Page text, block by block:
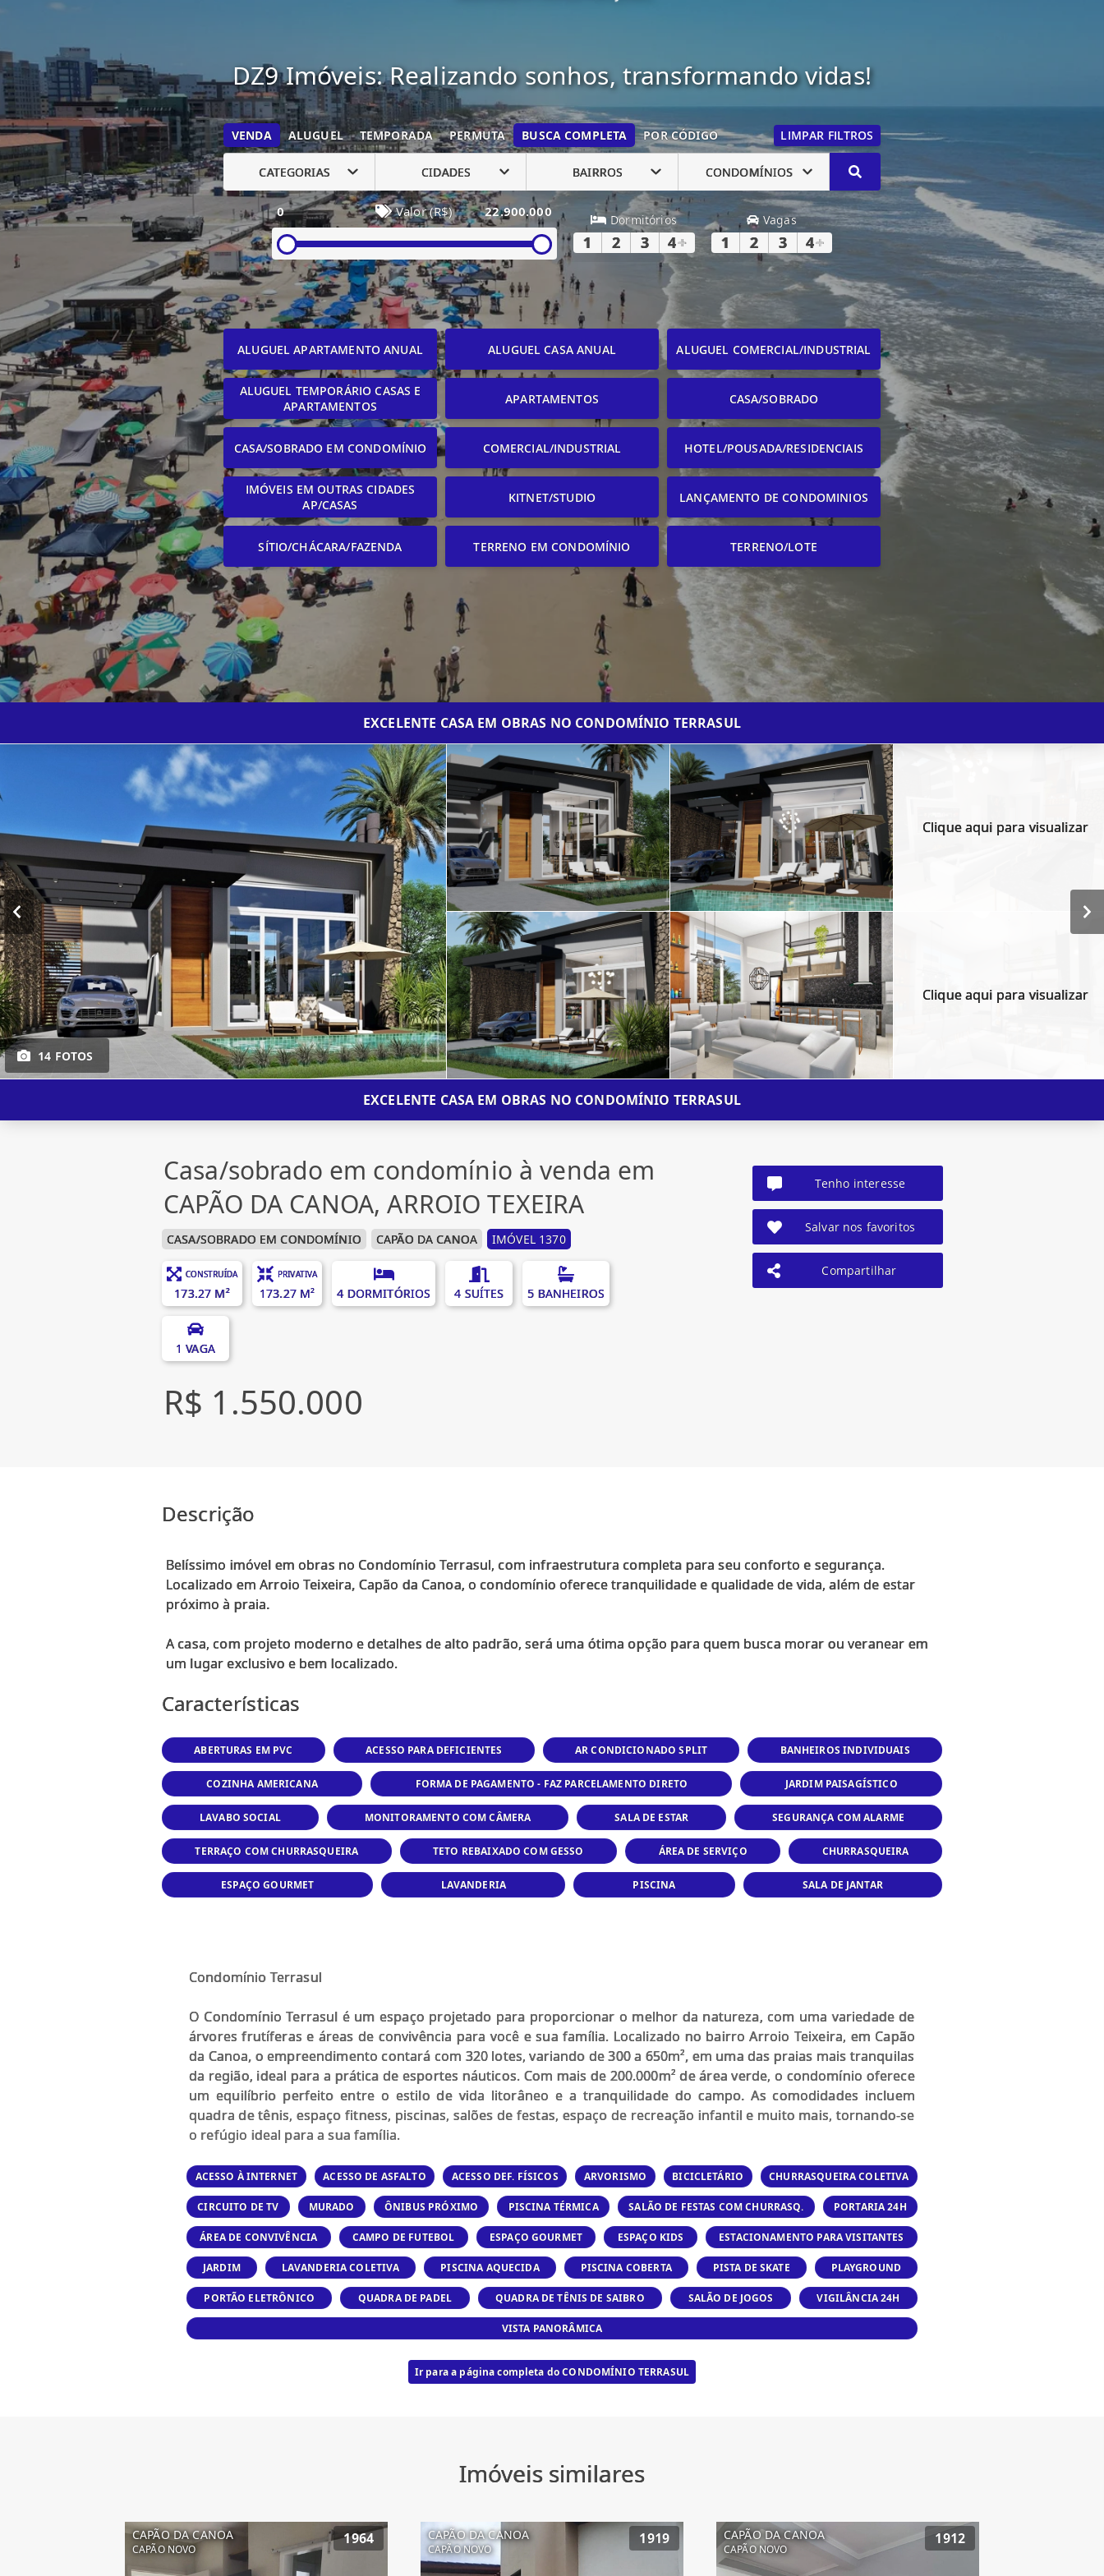
DZ9 Imóveis: Realizando sonhos, transformando vidas!
VENDA ALUGUEL TEMPORADA PERMUTA BUSCA COMPLETA POR CÓDIGO LIMPAR FILTROS
CATEGORIAS CIDADES BAIRROS CONDOMÍNIOS
0 Valor (R$) 22.900.000 Dormitórios
1 2 3 4+
Vagas
1 2 3 4+
ALUGUEL APARTAMENTO ANUAL ALUGUEL CASA ANUAL ALUGUEL COMERCIAL/INDUSTRIAL
ALUGUEL TEMPORÁRIO CASAS E
APARTAMENTOS
APARTAMENTOS CASA/SOBRADO
CASA/SOBRADO EM CONDOMÍNIO COMERCIAL/INDUSTRIAL HOTEL/POUSADA/RESIDENCIAIS
IMÓVEIS EM OUTRAS CIDADES
AP/CASAS
KITNET/STUDIO LANÇAMENTO DE CONDOMINIOS
SÍTIO/CHÁCARA/FAZENDA TERRENO EM CONDOMÍNIO TERRENO/LOTE
EXCELENTE CASA EM OBRAS NO CONDOMÍNIO TERRASUL
14 FOTOS
Clique aqui para visualizar
Clique aqui para visualizar
EXCELENTE CASA EM OBRAS NO CONDOMÍNIO TERRASUL
Casa/sobrado em condomínio à venda em
CAPÃO DA CANOA, ARROIO TEXEIRA
CASA/SOBRADO EM CONDOMÍNIO CAPÃO DA CANOA IMÓVEL 1370
CONSTRUÍDA
173.27 M²
PRIVATIVA
173.27 M² 4 DORMITÓRIOS 4 SUÍTES 5 BANHEIROS
1 VAGA
R$ 1.550.000
Tenho interesse
Salvar nos favoritos
Compartilhar
Descrição
Belíssimo imóvel em obras no Condomínio Terrasul, com infraestrutura completa para seu conforto e segurança.
Localizado em Arroio Teixeira, Capão da Canoa, o condomínio oferece tranquilidade e qualidade de vida, além de estar
próximo à praia.
A casa, com projeto moderno e detalhes de alto padrão, será uma ótima opção para quem busca morar ou veranear em
Características
ABERTURAS EM PVC ACESSO PARA DEFICIENTES AR CONDICIONADO SPLIT BANHEIROS INDIVIDUAIS
COZINHA AMERICANA FORMA DE PAGAMENTO - FAZ PARCELAMENTO DIRETO JARDIM PAISAGÍSTICO
LAVABO SOCIAL MONITORAMENTO COM CÂMERA SALA DE ESTAR SEGURANÇA COM ALARME
TERRAÇO COM CHURRASQUEIRA TETO REBAIXADO COM GESSO ÁREA DE SERVIÇO CHURRASQUEIRA
ESPAÇO GOURMET LAVANDERIA PISCINA SALA DE JANTAR
Condomínio Terrasul
O Condomínio Terrasul é um espaço projetado para proporcionar o melhor da natureza, com uma variedade de
árvores frutíferas e áreas de convivência para você e sua família. Localizado no bairro Arroio Teixeira, em Capão
da Canoa, o empreendimento contará com 320 lotes, variando de 300 a 650m², em uma das praias mais tranquilas
da região, ideal para a prática de esportes náuticos. Com mais de 200.000m² de área verde, o condomínio oferece
um equilíbrio perfeito entre o estilo de vida litorâneo e a tranquilidade do campo. As comodidades incluem
quadra de tênis, espaço fitness, piscinas, salões de festas, espaço de recreação infantil e muito mais, tornando-se
o refúgio ideal para a sua família.
ACESSO À INTERNET ACESSO DE ASFALTO ACESSO DEF. FÍSICOS ARVORISMO BICICLETÁRIO CHURRASQUEIRA COLETIVA
CIRCUITO DE TV MURADO ÔNIBUS PRÓXIMO PISCINA TÉRMICA SALÃO DE FESTAS COM CHURRASQ. PORTARIA 24H
ÁREA DE CONVIVÊNCIA CAMPO DE FUTEBOL ESPAÇO GOURMET ESPAÇO KIDS ESTACIONAMENTO PARA VISITANTES
JARDIM LAVANDERIA COLETIVA PISCINA AQUECIDA PISCINA COBERTA PISTA DE SKATE PLAYGROUND
PORTÃO ELETRÔNICO QUADRA DE PADEL QUADRA DE TÊNIS DE SAIBRO SALÃO DE JOGOS VIGILÂNCIA 24H
VISTA PANORÂMICA
Ir para a página completa do CONDOMÍNIO TERRASUL
Imóveis similares
CAPÃO DA CANOA
CAPÃO NOVO
1964 CAPÃO DA CANOA
CAPÃO NOVO
1919 CAPÃO DA CANOA
CAPÃO NOVO
1912